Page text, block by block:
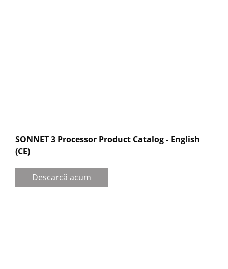
SONNET 3 Processor Product Catalog - English
(CE)
Descarcă acum